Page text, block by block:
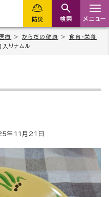
防災 検索 メニュー
療 > からだの健康 > 食育・栄養
りナムル
年 11 月 21 日